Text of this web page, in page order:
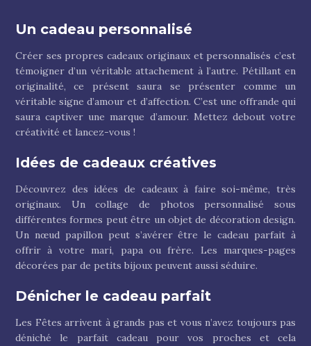
Un cadeau personnalisé
Créer ses propres cadeaux originaux et personnalisés c’est
témoigner d’un véritable attachement à l’autre. Pétillant en
originalité, ce présent saura se présenter comme un
véritable signe d’amour et d’affection. C’est une offrande qui
saura captiver une marque d’amour. Mettez debout votre
créativité et lancez-vous !
Idées de cadeaux créatives
Découvrez des idées de cadeaux à faire soi-même, très
originaux. Un collage de photos personnalisé sous
différentes formes peut être un objet de décoration design.
Un nœud papillon peut s’avérer être le cadeau parfait à
offrir à votre mari, papa ou frère. Les marques-pages
décorées par de petits bijoux peuvent aussi séduire.
Dénicher le cadeau parfait
Les Fêtes arrivent à grands pas et vous n’avez toujours pas
déniché le parfait cadeau pour vos proches et cela